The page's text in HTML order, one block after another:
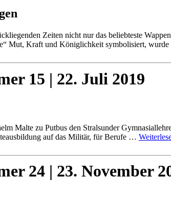
Zeiten nicht nur das beliebteste
Mut, Kraft und Königlichkeit symbolisiert,
15 | 22. Juli 2019
Malte zu Putbus den Stralsunder
auf das Militär, für Berufe …
24 | 23. November